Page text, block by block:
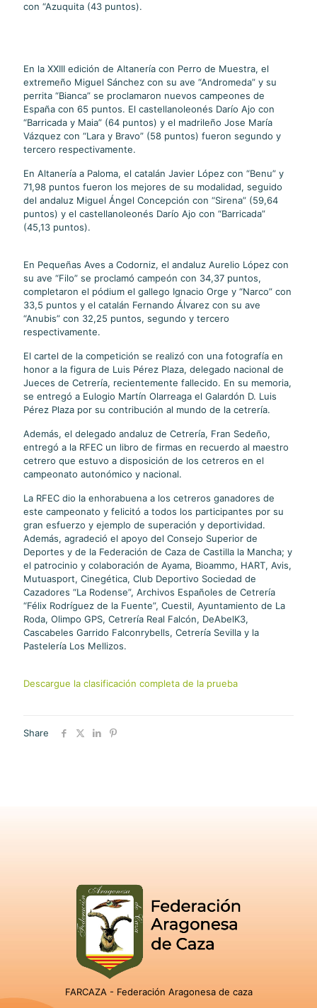
con “Azuquita (43 puntos).
En la XXIII edición de Altanería con Perro de Muestra, el
extremeño Miguel Sánchez con su ave “Andromeda” y su
perrita “Bianca” se proclamaron nuevos campeones de
España con 65 puntos. El castellanoleonés Darío Ajo con
“Barricada y Maia” (64 puntos) y el madrileño Jose María
Vázquez con “Lara y Bravo” (58 puntos) fueron segundo y
tercero respectivamente.
En Altanería a Paloma, el catalán Javier López con “Benu” y
71,98 puntos fueron los mejores de su modalidad, seguido
del andaluz Miguel Ángel Concepción con “Sirena” (59,64
puntos) y el castellanoleonés Darío Ajo con “Barricada”
(45,13 puntos).
En Pequeñas Aves a Codorniz, el andaluz Aurelio López con
su ave “Filo” se proclamó campeón con 34,37 puntos,
completaron el pódium el gallego Ignacio Orge y “Narco” con
33,5 puntos y el catalán Fernando Álvarez con su ave
“Anubis” con 32,25 puntos, segundo y tercero
respectivamente.
El cartel de la competición se realizó con una fotografía en
honor a la figura de Luis Pérez Plaza, delegado nacional de
Jueces de Cetrería, recientemente fallecido. En su memoria,
se entregó a Eulogio Martín Olarreaga el Galardón D. Luis
Pérez Plaza por su contribución al mundo de la cetrería.
Además, el delegado andaluz de Cetrería, Fran Sedeño,
entregó a la RFEC un libro de firmas en recuerdo al maestro
cetrero que estuvo a disposición de los cetreros en el
campeonato autonómico y nacional.
La RFEC dio la enhorabuena a los cetreros ganadores de
este campeonato y felicitó a todos los participantes por su
gran esfuerzo y ejemplo de superación y deportividad.
Además, agradeció el apoyo del Consejo Superior de
Deportes y de la Federación de Caza de Castilla la Mancha; y
el patrocinio y colaboración de Ayama, Bioammo, HART, Avis,
Mutuasport, Cinegética, Club Deportivo Sociedad de
Cazadores “La Rodense”, Archivos Españoles de Cetrería
“Félix Rodríguez de la Fuente”, Cuestil, Ayuntamiento de La
Roda, Olimpo GPS, Cetrería Real Falcón, DeAbelK3,
Cascabeles Garrido Falconrybells, Cetrería Sevilla y la
Pastelería Los Mellizos.
Descargue la clasificación completa de la prueba
Share
FARCAZA - Federación Aragonesa de caza